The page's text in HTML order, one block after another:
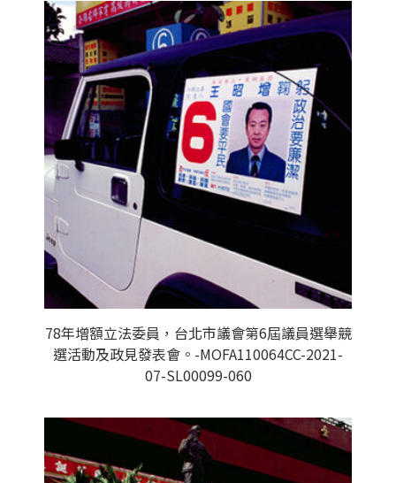
78年增額立法委員，台北市議會第6屆議員選舉競
選活動及政見發表會。-MOFA110064CC-2021-
07-SL00099-060